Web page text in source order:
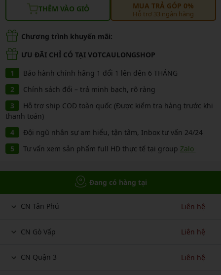
THÊM VÀO GIỎ MUA TRẢ GÓP 0%
Hỗ trợ 33 ngân hàng
Chương trình khuyến mãi:
ƯU ĐÃI CHỈ CÓ TẠI VOTCAULONGSHOP
Bảo hành chính hãng 1 đổi 1 lên đến 6 THÁNG
Chính sách đổi – trả minh bạch, rõ ràng
Hỗ trợ ship COD toàn quốc (Được kiểm tra hàng trước khi
thanh toán)
Đội ngũ nhân sự am hiểu, tận tâm, Inbox tư vấn 24/24
Tư vấn xem sản phẩm full HD thực tế tại group Zalo
Đang có hàng tại
CN Tân Phú Liên hệ
CN Gò Vấp Liên hệ
CN Quận 3 Liên hệ